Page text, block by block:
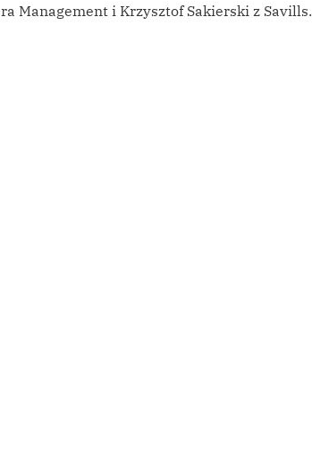
Management i Krzysztof Sakierski z Savills.